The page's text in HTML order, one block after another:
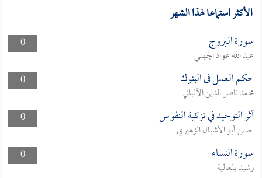
الأكثر استماعا لهذا الشهر
0 سورة البروج
عبد الله عواد الجهني
0
حكم العمل فى البنوك
محمد ناصر الدين الألباني
0
أثر التوحيد في تزكية النفوس
حسن أبو الأشبال الزهيري
0
سورة النساء
رشيد بلعالية